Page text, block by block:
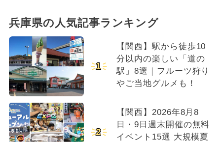
兵庫県の人気記事ランキング
1
【関西】駅から徒歩10
分以内の楽しい「道の
駅」8選｜フルーツ狩り
やご当地グルメも！
2
【関西】2026年8月8
日・9日週末開催の無料
イベント15選 大規模夏